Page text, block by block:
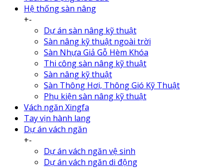
Hệ thống sàn nâng
+-
Dự án sàn nâng kỹ thuật
Sàn nâng kỹ thuật ngoài trời
Sàn Nhựa Giả Gỗ Hèm Khóa
Thi công sàn nâng kỹ thuật
Sàn nâng kỹ thuật
Sàn Thông Hơi, Thông Gió Kỹ Thuật
Phụ kiện sàn nâng kỹ thuật
Vách ngăn Xingfa
Tay vịn hành lang
Dự án vách ngăn
+-
Dự án vách ngăn vệ sinh
Dự án vách ngăn di động